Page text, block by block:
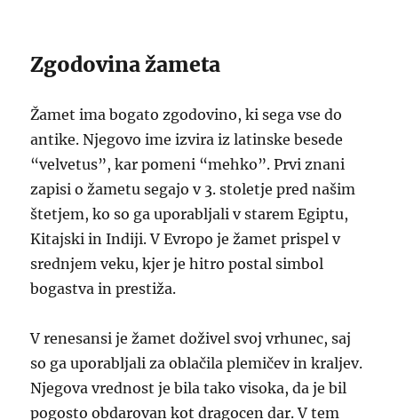
Zgodovina žameta
Žamet ima bogato zgodovino, ki sega vse do
antike. Njegovo ime izvira iz latinske besede
“velvetus”, kar pomeni “mehko”. Prvi znani
zapisi o žametu segajo v 3. stoletje pred našim
štetjem, ko so ga uporabljali v starem Egiptu,
Kitajski in Indiji. V Evropo je žamet prispel v
srednjem veku, kjer je hitro postal simbol
bogastva in prestiža.
V renesansi je žamet doživel svoj vrhunec, saj
so ga uporabljali za oblačila plemičev in kraljev.
Njegova vrednost je bila tako visoka, da je bil
pogosto obdarovan kot dragocen dar. V tem